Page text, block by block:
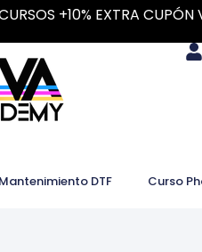
+10% EXTRA CUPÓN
Mantenimiento DTF Curso